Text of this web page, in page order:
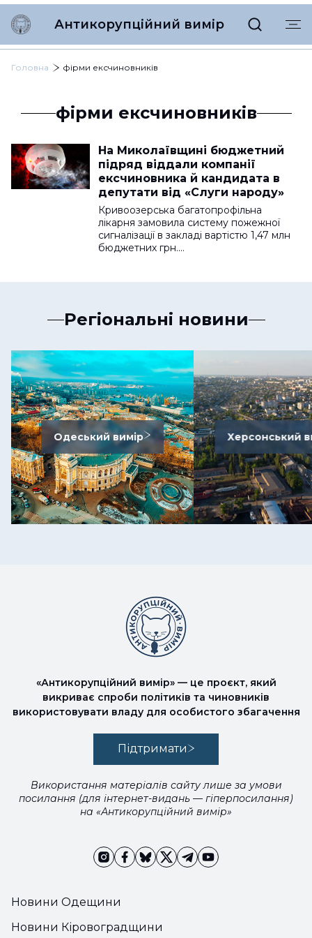
Антикорупційний вимір
Головна фірми ексчиновників
фірми ексчиновників
На Миколаївщині бюджетний
підряд віддали компанії
ексчиновника й кандидата в
депутати від «Слуги народу»
Кривоозерська багатопрофільна
лікарня замовила систему пожежної
сигналізації в закладі вартістю 1,47 млн
бюджетних грн.…
Регіональні новини
Одеський вимір Херсонський
Новини Одещини
Новини Кіровоградщини
«Антикорупційний вимір» — це проєкт, який
викриває спроби політиків та чиновників
використовувати владу для особистого збагачення
Підтримати
Використання матеріалів сайту лише за умови
посилання (для інтернет-видань — гіперпосилання)
на «Антикорупційний вимір»